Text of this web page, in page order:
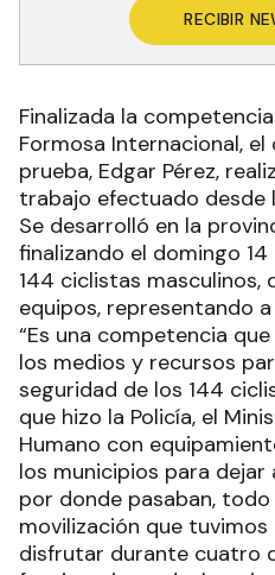
RECIBIR
Finalizada la
Formosa Internacional,
prueba, Edgar Pérez,
trabajo efectuado desde
Se desarrolló en la
finalizando el domingo
144 ciclistas masculinos,
equipos, representando a
“Es una competencia
los medios y recursos
seguridad de los 144
que hizo la Policía, el
Humano con
los municipios para
por donde pasaban,
movilización que
disfrutar durante cuatro